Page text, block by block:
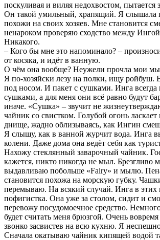
поскуливая и виляя недохвостом, пытается
Он такой умильный, храпящий. Я слышала
похожи на своих хозяев. Мне становится
ненароком проверяю сходство между
Никакого.
– Кого бы мне это напоминало? –
от косяка, и идёт в ванную.
О чём она вообще? Неужели прочла мои
Я по-хозяйски лезу на полки, ищу ройбуш.
под носом. И пакет с сушками. Инга всегда
сушками, а для меня они всё равно будут
иначе. «Сушка» – звучит не
чайник со свистком. Голубой огонь ласкает
днище, жадно облизываясь, как Ингин
Я слышу, как в ванной журчит вода. Инга
колени. Даже дома она ведёт себя как
Нахожу стеклянный заварочный чайник.
кажется, никто никогда не мыл. Брезгливо
выдавливаю побольше «Fairy» и мылю. Пена
становится похожа на морскую губку.
перемываю. На всякий случай. Инга в этих
пофигистка. Она уже за столом, сидит и
перевожу посудомоечное средство.
будет считать меня брюзгой. Очень
звонко засвистев на всю кухню. Я
Сначала окатываю чайник кипящей водой